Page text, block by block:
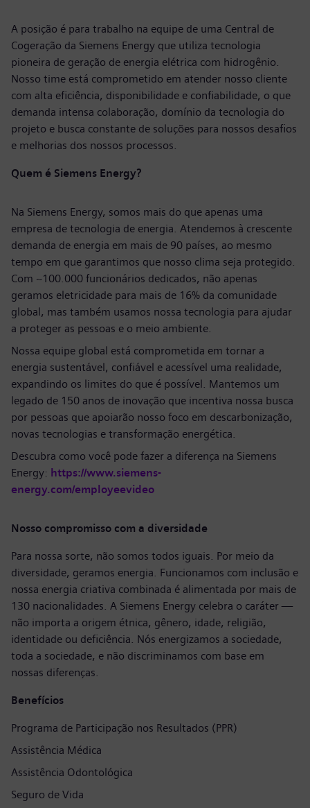
A posição é para trabalho na equipe de uma Central de
Cogeração da Siemens Energy que utiliza tecnologia
pioneira de geração de energia elétrica com hidrogênio.
Nosso time está comprometido em atender nosso cliente
com alta eficiência, disponibilidade e confiabilidade, o que
demanda intensa colaboração, domínio da tecnologia do
projeto e busca constante de soluções para nossos desafios
e melhorias dos nossos processos.
Quem é Siemens Energy?
Na Siemens Energy, somos mais do que apenas uma
empresa de tecnologia de energia. Atendemos à crescente
demanda de energia em mais de 90 países, ao mesmo
tempo em que garantimos que nosso clima seja protegido.
Com ~100.000 funcionários dedicados, não apenas
geramos eletricidade para mais de 16% da comunidade
global, mas também usamos nossa tecnologia para ajudar
a proteger as pessoas e o meio ambiente.
Nossa equipe global está comprometida em tornar a
energia sustentável, confiável e acessível uma realidade,
expandindo os limites do que é possível. Mantemos um
legado de 150 anos de inovação que incentiva nossa busca
por pessoas que apoiarão nosso foco em descarbonização,
novas tecnologias e transformação energética.
Descubra como você pode fazer a diferença na Siemens
Energy: https://www.siemens-
energy.com/employeevideo
Nosso compromisso com a diversidade
Para nossa sorte, não somos todos iguais. Por meio da
diversidade, geramos energia. Funcionamos com inclusão e
nossa energia criativa combinada é alimentada por mais de
130 nacionalidades. A Siemens Energy celebra o caráter —
não importa a origem étnica, gênero, idade, religião,
identidade ou deficiência. Nós energizamos a sociedade,
toda a sociedade, e não discriminamos com base em
nossas diferenças.
Benefícios
Programa de Participação nos Resultados (PPR)
Assistência Médica
Assistência Odontológica
Seguro de Vida